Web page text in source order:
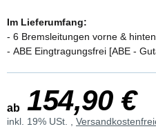
Im Lieferumfang:
- 6 Bremsleitungen vorne &
- ABE Eingtragungsfrei [ABE -
ab 154,90 €
inkl. 19% USt. ,